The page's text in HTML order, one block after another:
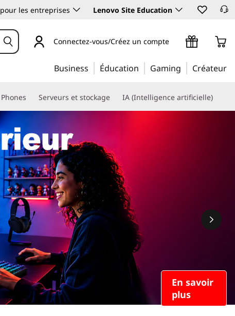
pour les entreprises Lenovo Site Education
Connectez-vous/Créez un compte
Business Éducation Gaming Créateur
Phones Serveurs et stockage IA (Intelligence artificielle)
En savoir
plus